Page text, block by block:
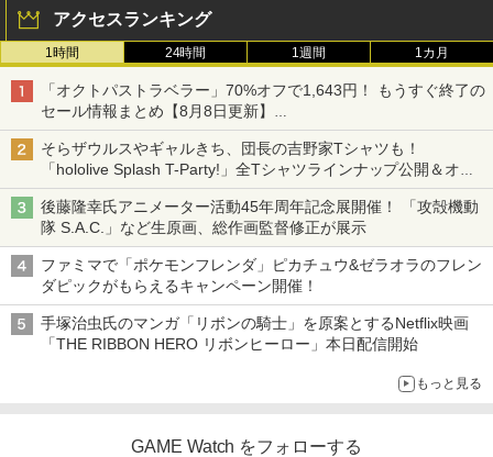
アクセスランキング
1時間 24時間 1週間 1カ月
「オクトパストラベラー」70%オフで1,643円！ もうすぐ終了の
セール情報まとめ【8月8日更新】
ニンテンドーeショップでは「大神 絶景版」が67%オフで990円
そらザウルスやギャルきち、団長の吉野家Tシャツも！
「hololive Splash T-Party!」全Tシャツラインナップ公開＆オン
ライン販売開始
後藤隆幸氏アニメーター活動45年周年記念展開催！ 「攻殻機動
隊 S.A.C.」など生原画、総作画監督修正が展示
ファミマで「ポケモンフレンダ」ピカチュウ&ゼラオラのフレン
ダピックがもらえるキャンペーン開催！
手塚治虫氏のマンガ「リボンの騎士」を原案とするNetflix映画
「THE RIBBON HERO リボンヒーロー」本日配信開始
もっと見る
GAME Watch をフォローする